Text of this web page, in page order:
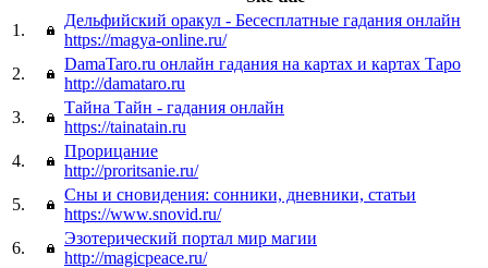
1.
Дельфийский оракул - Бесесплатные гадания онлайн
https://magya-online.ru/
2.
DamaTaro.ru онлайн гадания на картах и картах Таро
http://damataro.ru
3.
Тайна Тайн - гадания онлайн
https://tainatain.ru
4.
Прорицание
http://proritsanie.ru/
5.
Сны и сновидения: сонники, дневники, статьи
https://www.snovid.ru/
6.
Эзотерический портал мир магии
http://magicpeace.ru/